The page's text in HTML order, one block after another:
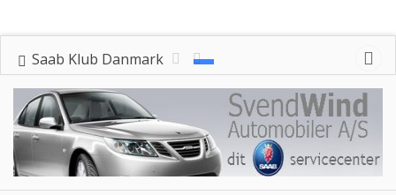
Saab Klub Danmark